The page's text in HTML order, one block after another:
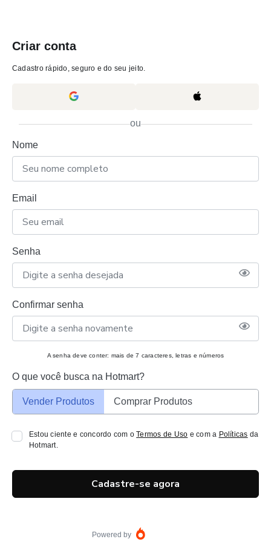
Criar conta
Cadastro rápido, seguro e do seu jeito.
ou
Nome
Email
Senha
Confirmar senha
A senha deve conter: mais de 7 caracteres, letras e números
O que você busca na Hotmart?
Vender Produtos Comprar Produtos
Estou ciente e concordo com oTermos de Uso e com a Políticas da
Hotmart.
Cadastre-se agora
Powered by